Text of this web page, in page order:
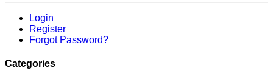
Login
Register
Forgot Password?
Categories